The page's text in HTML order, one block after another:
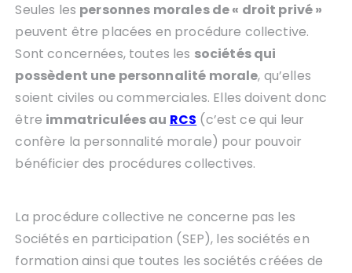
Seules les personnes morales de « droit privé »
peuvent être placées en procédure collective.
Sont concernées, toutes les sociétés qui
possèdent une personnalité morale, qu’elles
soient civiles ou commerciales. Elles doivent donc
être immatriculées au RCS (c’est ce qui leur
confère la personnalité morale) pour pouvoir
bénéficier des procédures collectives.
La procédure collective ne concerne pas les
Sociétés en participation (SEP), les sociétés en
formation ainsi que toutes les sociétés créées de